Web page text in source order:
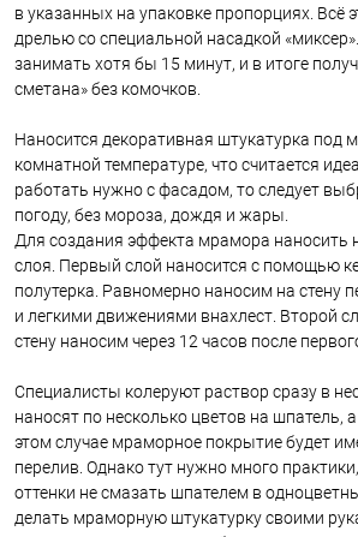
в указанных на упаковке пропорциях. Всё
дрелью со специальной насадкой
занимать хотя бы 15 минут, и в итоге
сметана» без комочков.
Наносится декоративная штукатурка под
комнатной температуре, что считается
работать нужно с фасадом, то следует
погоду, без мороза, дождя и жары.
Для создания эффекта мрамора наносить
слоя. Первый слой наносится с помощью
полутерка. Равномерно наносим на стену
и легкими движениями внахлест. Второй
стену наносим через 12 часов после
Специалисты колеруют раствор сразу в
наносят по несколько цветов на шпатель,
этом случае мраморное покрытие будет
перелив. Однако тут нужно много
оттенки не смазать шпателем в
делать мраморную штукатурку своими